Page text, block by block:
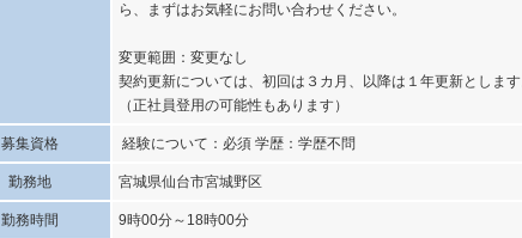
ら、まずはお気軽にお問い合わせください。
変更範囲：変更なし
契約更新については、初回は３カ月、以降は１年更新とします
（正社員登用の可能性もあります）
募集資格 経験について：必須 学歴：学歴不問
勤務地 宮城県仙台市宮城野区
勤務時間 9時00分～18時00分